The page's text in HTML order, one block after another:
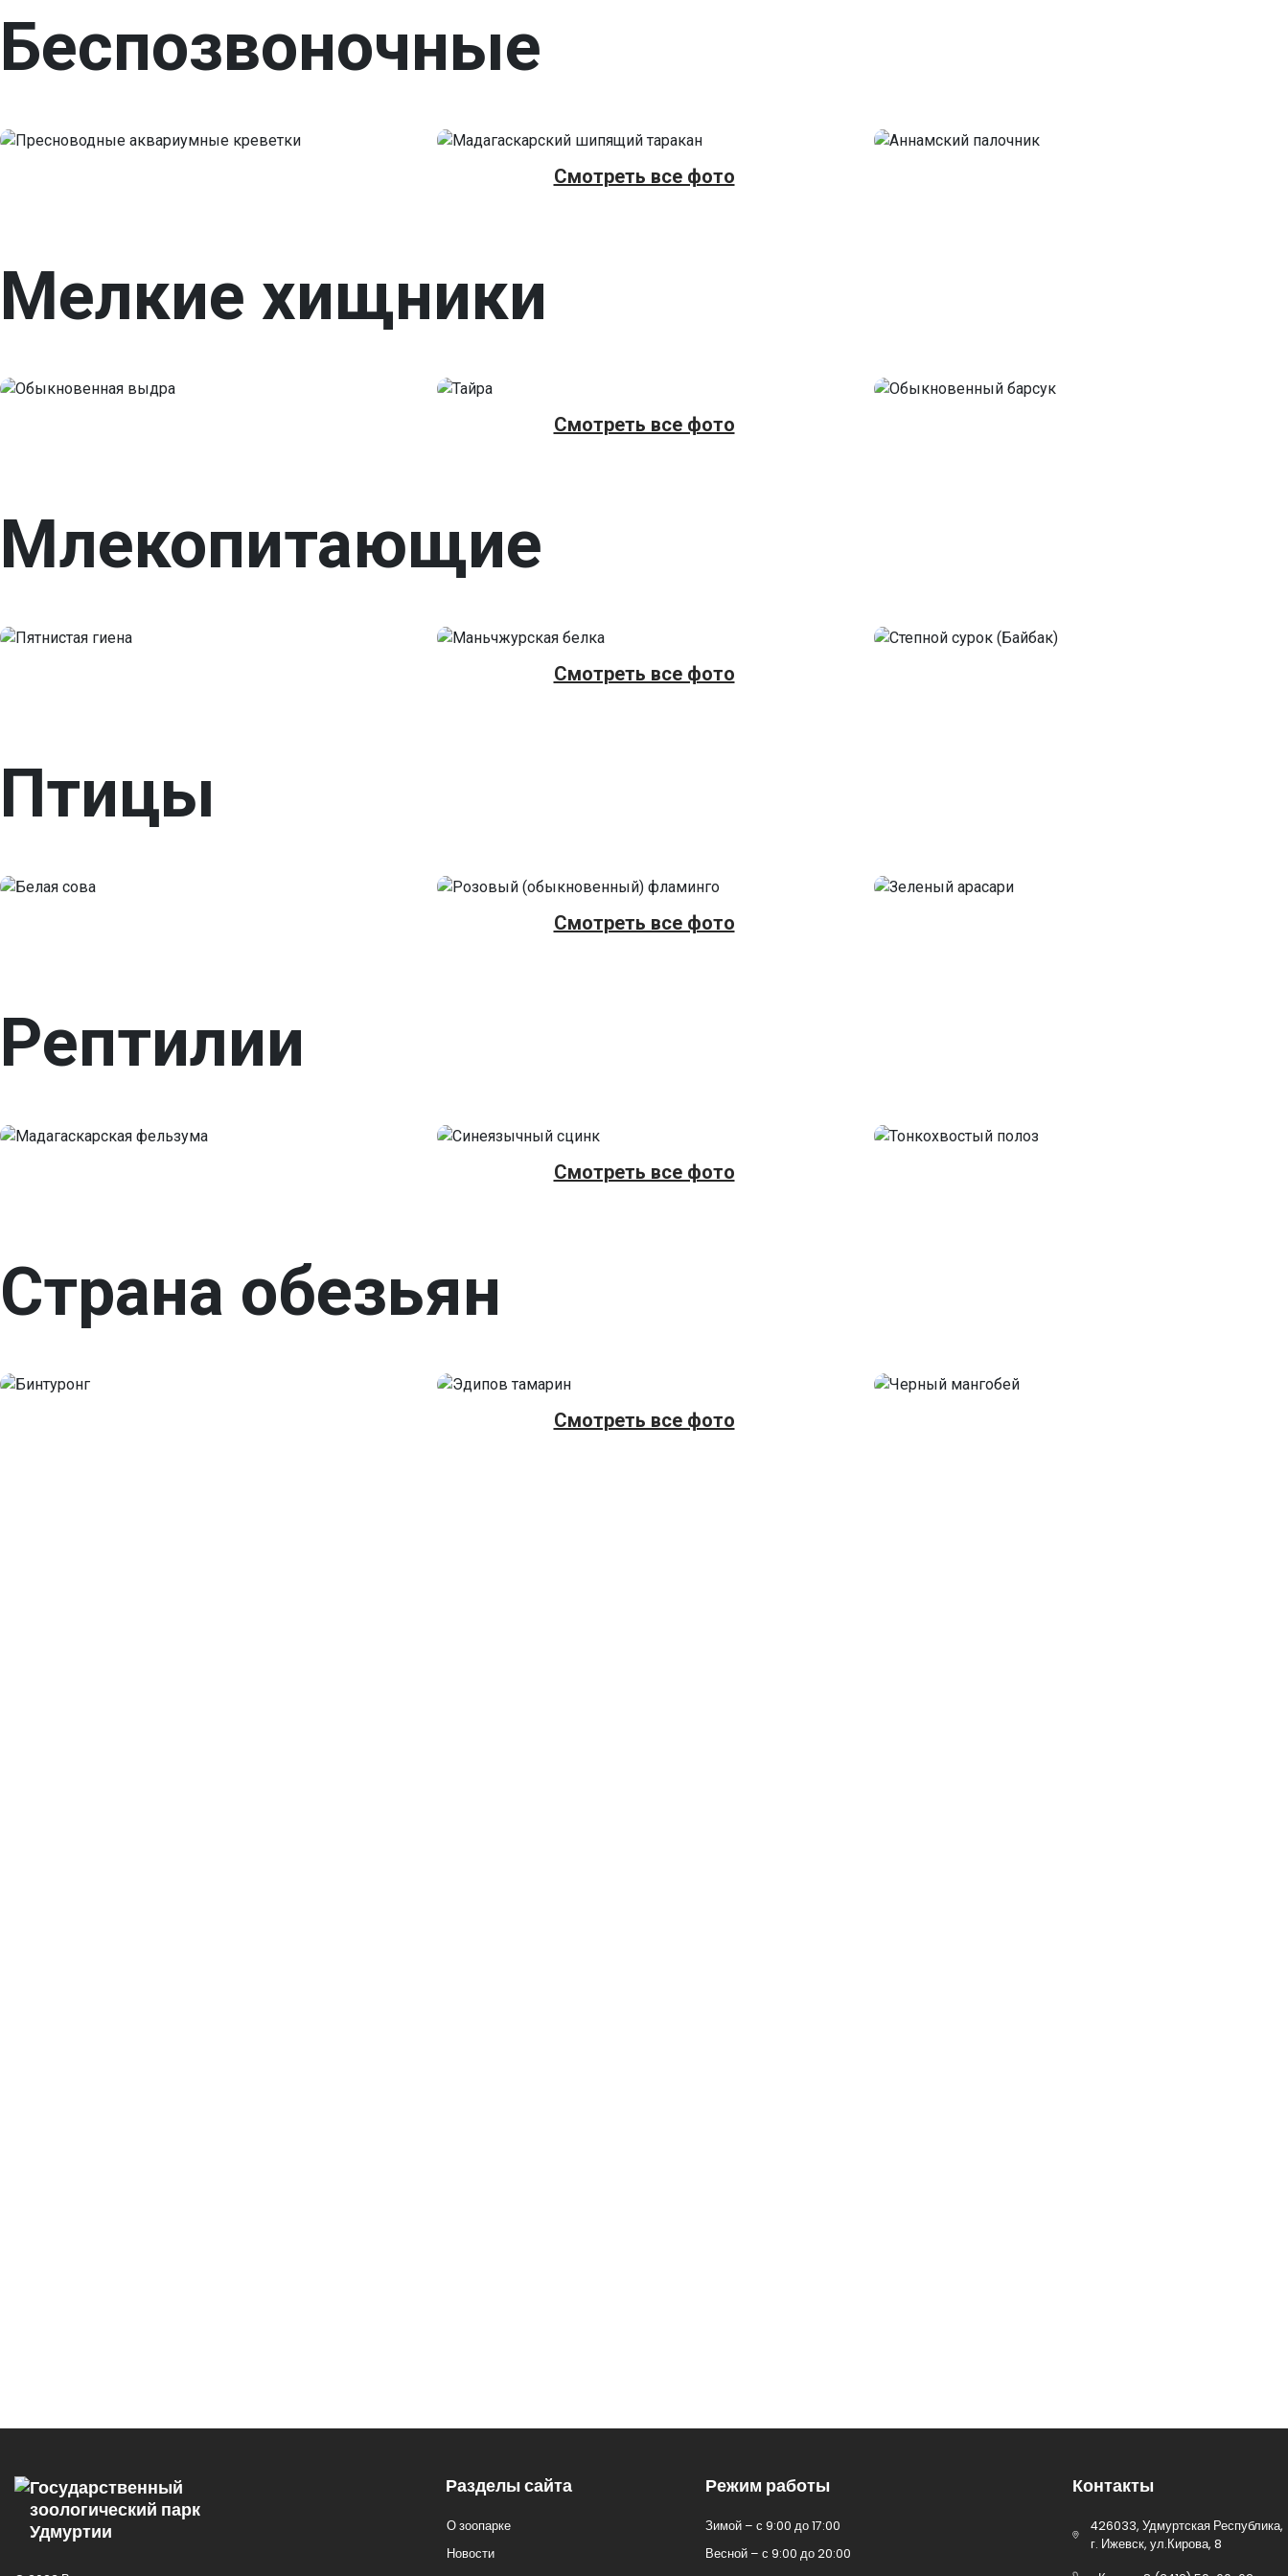
Беспозвоночные
Смотреть все фото
Мелкие хищники
Смотреть все фото
Млекопитающие
Смотреть все фото
Птицы
Смотреть все фото
Рептилии
Смотреть все фото
Страна обезьян
Смотреть все фото
Государственный
зоологический парк
Удмуртии
Разделы сайта
О зоопарке
Новости
Режим работы
Зимой – с 9:00 до 17:00
Весной – с 9:00 до 20:00
Контакты
426033, Удмуртская Республика,
г. Ижевск, ул.Кирова, 8